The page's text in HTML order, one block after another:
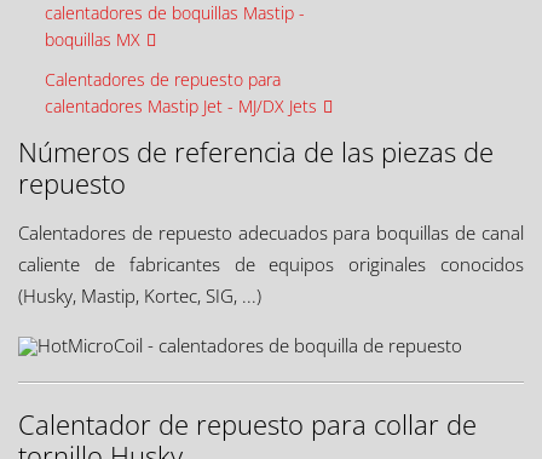
calentadores de boquillas Mastip -
boquillas MX
Calentadores de repuesto para
calentadores Mastip Jet - MJ/DX Jets
Números de referencia de las piezas de
repuesto
Calentadores de repuesto adecuados para boquillas de canal
caliente de fabricantes de equipos originales conocidos
(Husky, Mastip, Kortec, SIG, ...)
Calentador de repuesto para collar de